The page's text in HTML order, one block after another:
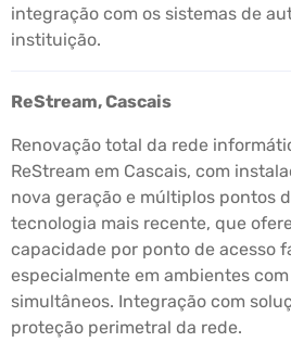
integração com os sistemas de
instituição.
ReStream, Cascais
Renovação total da rede
ReStream em Cascais, com
nova geração e múltiplos pontos
tecnologia mais recente, que
capacidade por ponto de acesso
especialmente em ambientes
simultâneos. Integração com
proteção perimetral da rede.